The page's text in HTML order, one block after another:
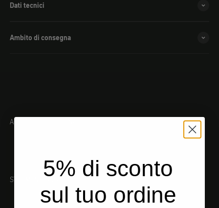
Dati tecnici
Ambito di consegna
ACCESSORI COORDINATI
STRUMENTO ADATTO5% di sconto
sul tuo ordine